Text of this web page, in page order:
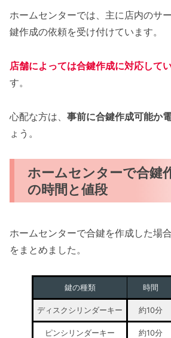
ホームセンターでは、主に店内のサ
鍵作成の依頼を受け付けています。
店舗によっては合鍵作成に対応して
す。
心配な方は、 事前に合鍵作成可能か
ょう。
ホームセンターで合鍵
の時間と値段
ホームセンターで合鍵を作成した場
をまとめました。
鍵の種類 時間
ディスクシリンダーキー 約10分
ピンシリンダーキー 約10分